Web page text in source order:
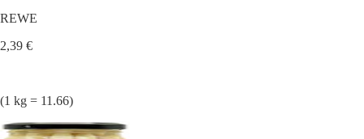
REWE
2,39 €
(1 kg = 11.66)